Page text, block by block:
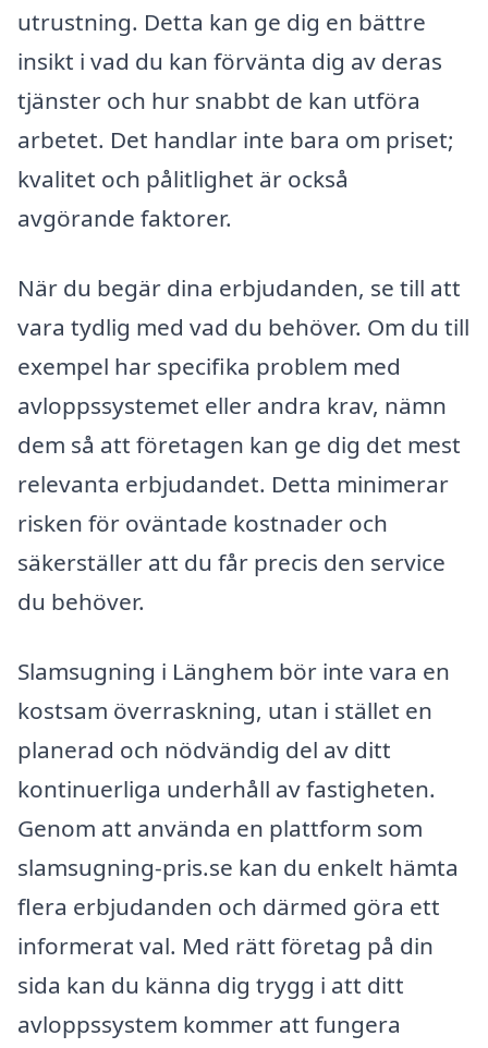
utrustning. Detta kan ge dig en bättre
insikt i vad du kan förvänta dig av deras
tjänster och hur snabbt de kan utföra
arbetet. Det handlar inte bara om priset;
kvalitet och pålitlighet är också
avgörande faktorer.
När du begär dina erbjudanden, se till att
vara tydlig med vad du behöver. Om du till
exempel har specifika problem med
avloppssystemet eller andra krav, nämn
dem så att företagen kan ge dig det mest
relevanta erbjudandet. Detta minimerar
risken för oväntade kostnader och
säkerställer att du får precis den service
du behöver.
Slamsugning i Länghem bör inte vara en
kostsam överraskning, utan i stället en
planerad och nödvändig del av ditt
kontinuerliga underhåll av fastigheten.
Genom att använda en plattform som
slamsugning-pris.se kan du enkelt hämta
flera erbjudanden och därmed göra ett
informerat val. Med rätt företag på din
sida kan du känna dig trygg i att ditt
avloppssystem kommer att fungera